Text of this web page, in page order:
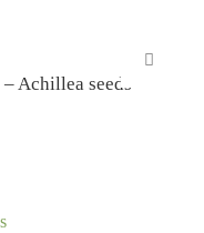
Achillea seeds